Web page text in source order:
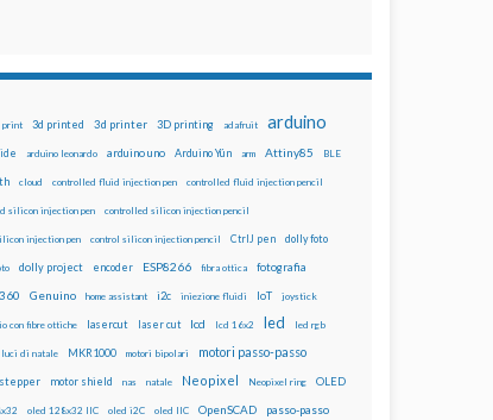
print 3d printed 3d printer 3D printing adafruit arduino
arduino leonardo arduino uno Arduino Yún arm Attiny85 BLE
cloud controlled fluid injection pen controlled fluid injection pencil
silicon injection pen controlled silicon injection pencil
injection pen control silicon injection pencil CtrlJ pen dolly foto
dolly project encoder ESP8266 fibra ottica fotografia
Genuino home assistant i2c iniezione fluidi IoT joystick
con fibre ottiche lasercut laser cut lcd lcd 16x2 led led rgb
luci di natale MKR1000 motori bipolari motori passo-passo
motor shield nas natale Neopixel Neopixel ring OLED
oled 128x32 IIC oled i2C oled IIC OpenSCAD passo-passo